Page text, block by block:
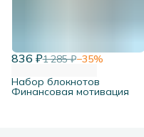
836 ₽1 285 ₽−35%
Набор блокнотов
Финансовая мотивация